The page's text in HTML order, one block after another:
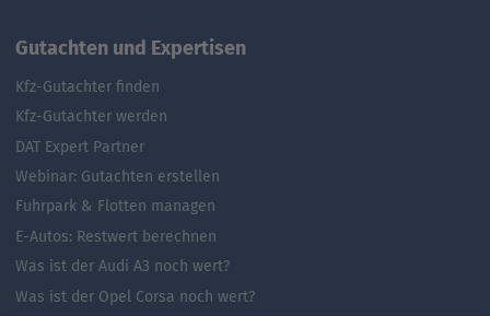
Gutachten und Expertisen
Kfz-Gutachter finden
Kfz-Gutachter werden
DAT Expert Partner
Webinar: Gutachten erstellen
Fuhrpark & Flotten managen
E-Autos: Restwert berechnen
Was ist der Audi A3 noch wert?
Was ist der Opel Corsa noch wert?